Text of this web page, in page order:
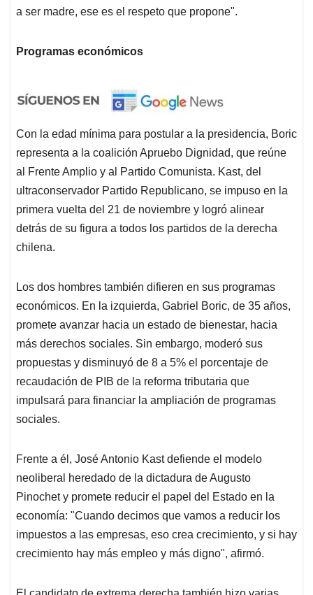
a ser madre, ese es el respeto que propone".
Programas económicos
Con la edad mínima para postular a la presidencia, Boric
representa a la coalición Apruebo Dignidad, que reúne
al Frente Amplio y al Partido Comunista. Kast, del
ultraconservador Partido Republicano, se impuso en la
primera vuelta del 21 de noviembre y logró alinear
detrás de su figura a todos los partidos de la derecha
chilena.
Los dos hombres también difieren en sus programas
económicos. En la izquierda, Gabriel Boric, de 35 años,
promete avanzar hacia un estado de bienestar, hacia
más derechos sociales. Sin embargo, moderó sus
propuestas y disminuyó de 8 a 5% el porcentaje de
recaudación de PIB de la reforma tributaria que
impulsará para financiar la ampliación de programas
sociales.
Frente a él, José Antonio Kast defiende el modelo
neoliberal heredado de la dictadura de Augusto
Pinochet y promete reducir el papel del Estado en la
economía: "Cuando decimos que vamos a reducir los
impuestos a las empresas, eso crea crecimiento, y si hay
crecimiento hay más empleo y más digno", afirmó.